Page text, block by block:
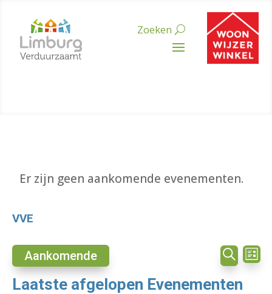
Er zijn geen aankomende evenementen.
VVE
Zoeken
en
Zoeken
Lijst
Aankomende
Selecteer
Laatste afgelopen Evenementen